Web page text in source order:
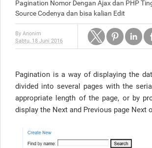
Pagination Nomor Dengan Ajax dan PHP
Source Codenya dan bisa kalian Edit
By Anonim
Sabtu, 18 Juni 2016
Pagination is a way of displaying the
divided into several pages with the
appropriate length of the page, or by
display the Next and Previous page Next